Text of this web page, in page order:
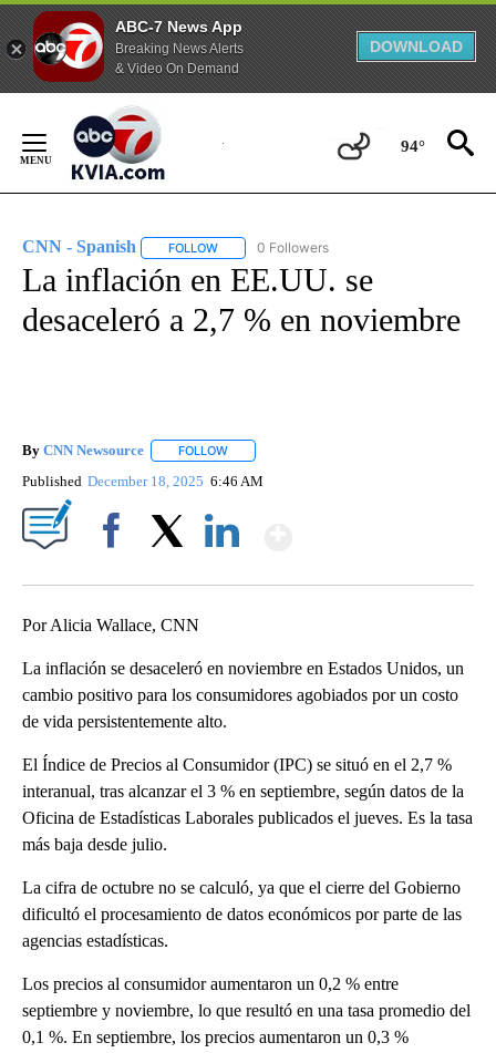
ABC-7 News App
Breaking News Alerts
& Video On Demand
DOWNLOAD
Content
94°
CNN - Spanish FOLLOW FOLLOW "CNN - SPANISH" TO RECEIVE
0 Followers
La inflación en EE.UU. se
desaceleró a 2,7 % en noviembre
By CNN Newsource FOLLOW
Published December 18, 2025 6:46 AM
Por Alicia Wallace, CNN
La inflación se desaceleró en noviembre en Estados Unidos, un
cambio positivo para los consumidores agobiados por un costo
de vida persistentemente alto.
El Índice de Precios al Consumidor (IPC) se situó en el 2,7 %
interanual, tras alcanzar el 3 % en septiembre, según datos de la
Oficina de Estadísticas Laborales publicados el jueves. Es la tasa
más baja desde julio.
La cifra de octubre no se calculó, ya que el cierre del Gobierno
dificultó el procesamiento de datos económicos por parte de las
agencias estadísticas.
Los precios al consumidor aumentaron un 0,2 % entre
septiembre y noviembre, lo que resultó en una tasa promedio del
0,1 %. En septiembre, los precios aumentaron un 0,3 %